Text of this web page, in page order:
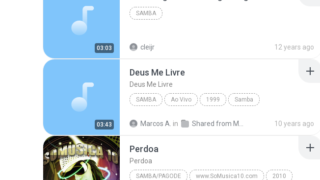
03:03
SAMBA
cleijr 12 years ago
03:43
Deus Me Livre
Deus Me Livre
SAMBA Ao Vivo 1999 Samba
Marcos A. in 10 years ago
Perdoa
Perdoa
SAMBA/PAGODE www.SoMusica10.com 2010